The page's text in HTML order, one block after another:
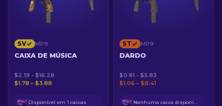
SV MP9
CAIXA DE MÚSICA
$2.19 - $16.28
$1.78 – $3.88
Disponível em 1 caixas
ST MP9
DARDO
$0.81 - $5.83
$1.06 – $8.41
Nenhuma caixa disponível